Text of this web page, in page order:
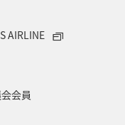
AIRLINE
会員